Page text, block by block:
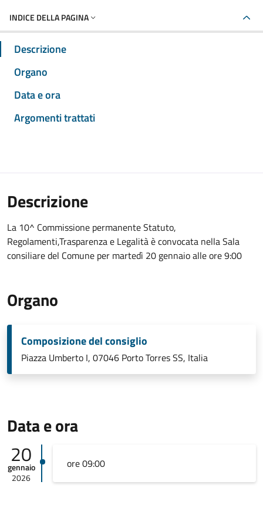
INDICE DELLA PAGINA
Descrizione
Organo
Data e ora
Argomenti trattati
Descrizione
La 10^ Commissione permanente Statuto,
Regolamenti,Trasparenza e Legalità è convocata nella Sala
consiliare del Comune per martedì 20 gennaio alle ore 9:00
Organo
Composizione del consiglio
Piazza Umberto I, 07046 Porto Torres SS, Italia
Data e ora
20
gennaio
2026
ore 09:00